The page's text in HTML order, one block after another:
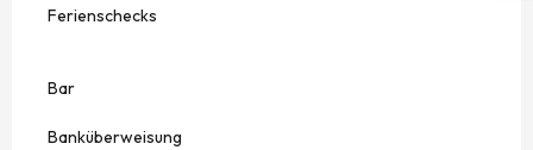
Ferienschecks
Bar
Banküberweisung